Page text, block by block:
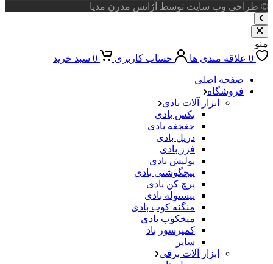
© طراحی وب سایت توسط آژانس مدرن مدیا
منو
0 علاقه مندی ها حساب کاربری 0 سبد خرید
صفحه اصلی
فروشگاه
ابزار آلات بادی
بکس بادی
جغجغه بادی
دریل بادی
فرز بادی
پولیش بادی
پیچگوشتی بادی
پرچ کن بادی
پیستوله بادی
منگنه کوب بادی
میخکوب بادی
کمپرسور باد
سایر
ابزار آلات برقی